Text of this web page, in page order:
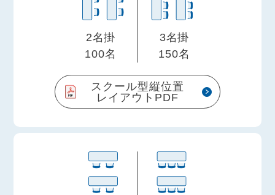
2名掛
100名
3名掛
150名
スクール型縦位置
レイアウトPDF